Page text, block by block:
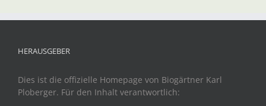
HERAUSGEBER
Dies ist die offizielle Homepage von Biogärtner Karl
Ploberger. Für den Inhalt verantwortlich: